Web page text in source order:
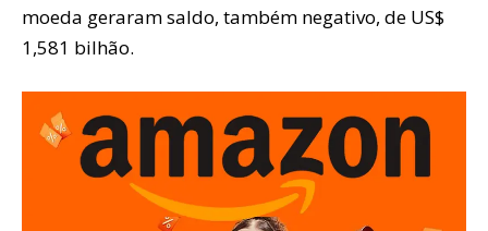
moeda geraram saldo, também negativo, de US$
1,581 bilhão.